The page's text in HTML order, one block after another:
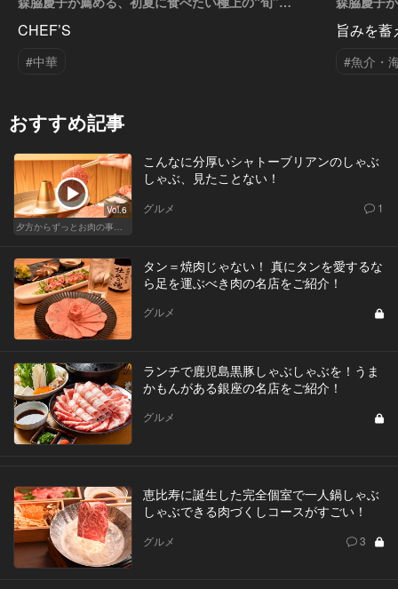
CHEF’S
#中華
Vol.2
旨みを
#魚介・
おすすめ記事
Vol.6
夕方からずっとお肉の事を考えてる貴方へ
こんなに分厚いシャトーブリアンのしゃぶ
しゃぶ、見たことない！
グルメ 1
タン＝焼肉じゃない！ 真にタンを愛するな
ら足を運ぶべき肉の名店をご紹介！
グルメ
ランチで鹿児島黒豚しゃぶしゃぶを！うま
かもんがある銀座の名店をご紹介！
グルメ
恵比寿に誕生した完全個室で一人鍋しゃぶ
しゃぶできる肉づくしコースがすごい！
グルメ 3